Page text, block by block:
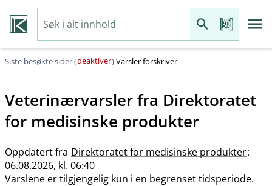
Siste besøkte sider (deaktiver)Varsler forskriver
Veterinærvarsler fra Direktoratet
for medisinske produkter
Oppdatert fra Direktoratet for medisinske produkter:
06.08.2026, kl. 06:40
Varslene er tilgjengelig kun i en begrenset tidsperiode.